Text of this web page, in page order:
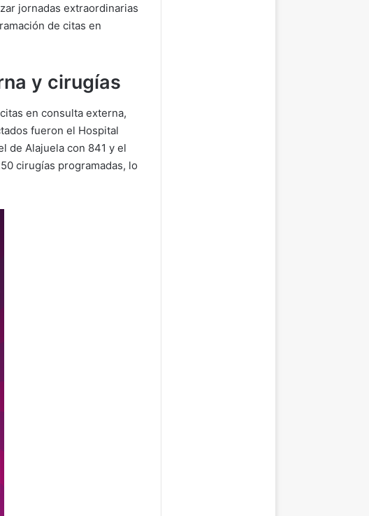
jornadas extraordinarias
de citas en
y cirugías
en consulta externa,
fueron el Hospital
de Alajuela con 841 y el
cirugías programadas, lo